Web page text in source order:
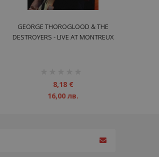
GEORGE THOROGLOOD & THE
DESTROYERS - LIVE AT MONTREUX
8,18 €
16,00 лв.